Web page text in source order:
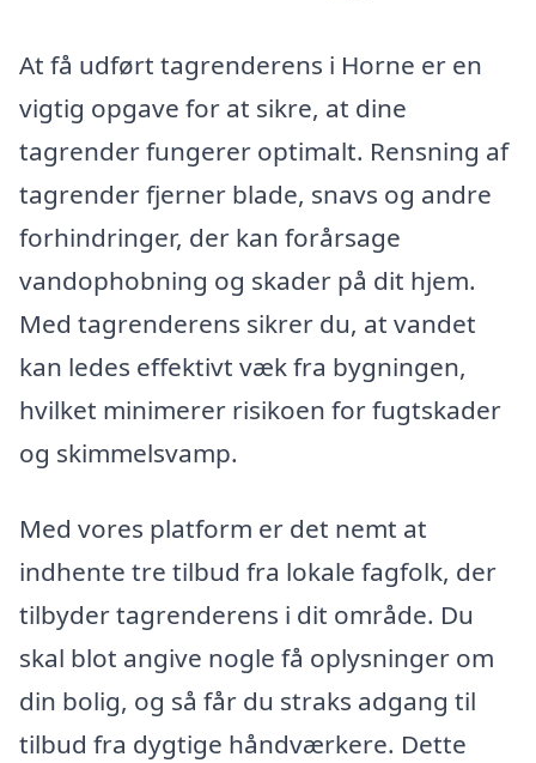
At få udført tagrenderens i Horne er en
vigtig opgave for at sikre, at dine
tagrender fungerer optimalt. Rensning af
tagrender fjerner blade, snavs og andre
forhindringer, der kan forårsage
vandophobning og skader på dit hjem.
Med tagrenderens sikrer du, at vandet
kan ledes effektivt væk fra bygningen,
hvilket minimerer risikoen for fugtskader
og skimmelsvamp.
Med vores platform er det nemt at
indhente tre tilbud fra lokale fagfolk, der
tilbyder tagrenderens i dit område. Du
skal blot angive nogle få oplysninger om
din bolig, og så får du straks adgang til
tilbud fra dygtige håndværkere. Dette